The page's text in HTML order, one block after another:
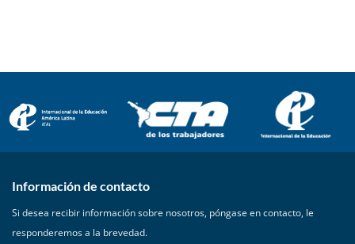
Información de contacto
Si desea recibir información sobre nosotros, póngase en contacto, le
responderemos a la brevedad.